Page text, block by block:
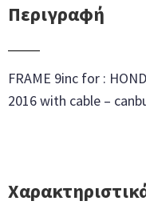
Περιγραφή
FRAME 9inc for :
2016 with cable –